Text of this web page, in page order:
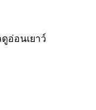
อ่อนเยาว์